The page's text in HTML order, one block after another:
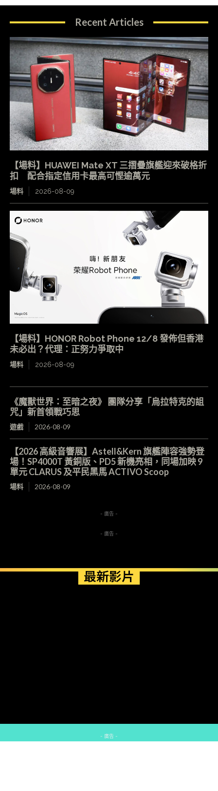
Recent Articles
【場料】HUAWEI Mate XT 三摺疊旗艦迎來破格折
扣 配合指定信用卡最高可慳逾萬元
場料 2026-08-09
【場料】HONOR Robot Phone 12/8 發佈但香港
未必出？代理：正努力爭取中
場料 2026-08-09
《魔獸世界：至暗之夜》 團隊分享「烏拉特克的詛
咒」新首領戰巧思
遊戲 2026-08-09
【2026 高級音響展】Astell&Kern 旗艦陣容強勢登
場！SP4000T 黃銅版、PD5 新機亮相，同場加映 9
單元 CLARUS 及平民黑馬 ACTIVO Scoop
場料 2026-08-09
- 廣告 -
- 廣告 -
最新影片
- 廣告 -